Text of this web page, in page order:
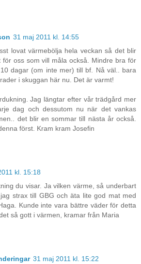
31 maj 2011 kl. 14:55
lovat värmebölja hela veckan så det blir
för oss som vill måla också. Mindre bra för
dagar (om inte mer) till bf. Nå väl.. bara
i skuggan här nu. Det är varmt!
Jag längtar efter vår trädgård mer
dag och dessutom nu när det vankas
det blir en sommar till nästa år också.
först. Kram kram Josefin
kl. 15:18
du visar. Ja vilken värme, så underbart
strax till GBG och äta lite god mat med
Kunde inte vara bättre väder för detta
så gott i värmen, kramar från Maria
31 maj 2011 kl. 15:22